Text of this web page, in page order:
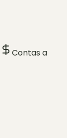
Contas a